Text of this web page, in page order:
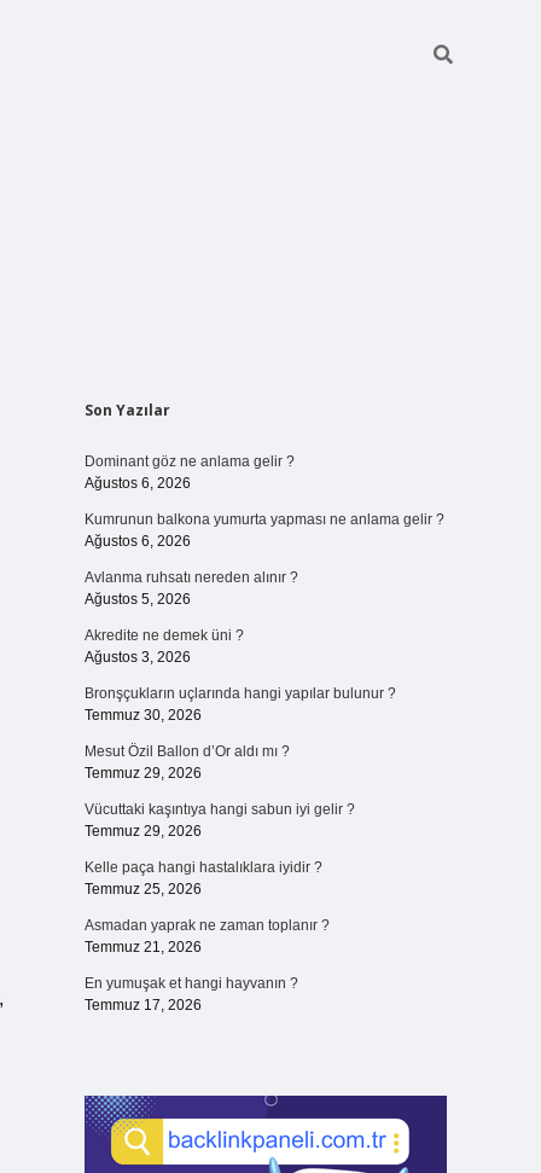
Sidebar
Son Yazılar
Dominant göz ne anlama gelir ?
Ağustos 6, 2026
Kumrunun balkona yumurta yapması ne anlama gelir ?
Ağustos 6, 2026
Avlanma ruhsatı nereden alınır ?
Ağustos 5, 2026
Akredite ne demek üni ?
Ağustos 3, 2026
Bronşçukların uçlarında hangi yapılar bulunur ?
Temmuz 30, 2026
Mesut Özil Ballon d’Or aldı mı ?
Temmuz 29, 2026
Vücuttaki kaşıntıya hangi sabun iyi gelir ?
Temmuz 29, 2026
Kelle paça hangi hastalıklara iyidir ?
Temmuz 25, 2026
Asmadan yaprak ne zaman toplanır ?
Temmuz 21, 2026
En yumuşak et hangi hayvanın ?
Temmuz 17, 2026